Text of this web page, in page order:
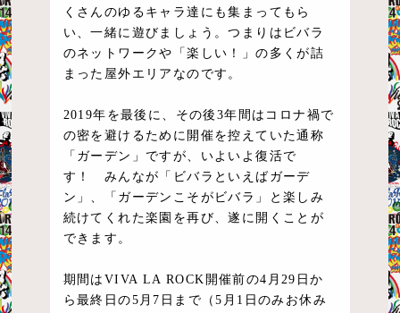
くさんのゆるキャラ達にも集まってもら
い、一緒に遊びましょう。つまりはビバラ
のネットワークや「楽しい！」の多くが詰
まった屋外エリアなのです。
2019年を最後に、その後3年間はコロナ禍で
の密を避けるために開催を控えていた通称
「ガーデン」ですが、いよいよ復活で
す！ みんなが「ビバラといえばガーデ
ン」、「ガーデンこそがビバラ」と楽しみ
続けてくれた楽園を再び、遂に開くことが
できます。
期間はVIVA LA ROCK開催前の4月29日か
ら最終日の5月7日まで（5月1日のみお休み